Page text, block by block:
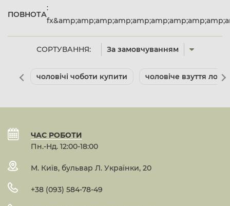
СОРТУВАННЯ: За замовчуванням
ПОВНОТА
:
чоловічі чоботи купити чоловіче взуття
ЧАС РОБОТИ
Пн.-Нд. 12:00-18:00
М. Київ, бульвар Л. Українки, 20
+38 (093) 584-78-49